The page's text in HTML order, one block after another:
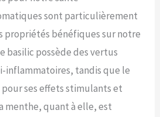
sont particulièrement
propriétés bénéfiques sur notre
basilic possède des vertus
inflammatoires, tandis que le
ses effets stimulants et
menthe, quant à elle, est